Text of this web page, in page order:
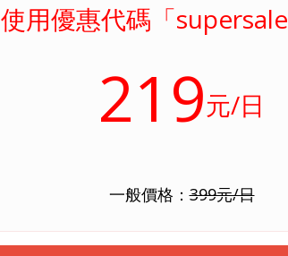
使用優惠代碼「
219元/日
一般價格：399元/日